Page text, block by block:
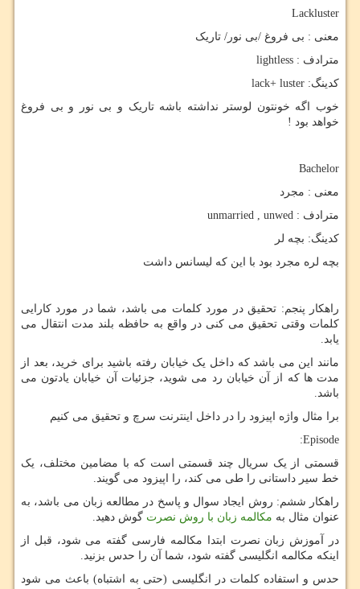
Lackluster
معنی : بی فروغ /بی نور/ تاریک
مترادف : lightless
کدینگ: lack+ luster
خوب اگه خونتون لوستر نداشته باشه تاریک و بی نور و بی فروغ
خواهد بود !
Bachelor
معنی : مجرد
مترادف : unmarried , unwed
کدینگ: بچه لر
بچه لره مجرد بود با این که لیسانس داشت
راهکار پنجم: تحقیق در مورد کلمات می باشد، شما در مورد کارایی
کلمات وقتی تحقیق می کنی در واقع به حافظه بلند مدت انتقال می
یابد.
مانند این می باشد که داخل یک خیابان رفته باشید برای خرید، بعد از
مدت ها که از آن خیابان رد می شوید، جزئیات آن خیابان یادتون می
باشد.
برا مثال واژه اپیزود را در داخل اینترنت سرچ و تحقیق می کنیم
Episode
:
قسمتی از یک سریال چند قسمتی است که با مضامین مختلف، یک
خط سیر داستانی را طی می کند، را اپیزود می گویند.
راهکار ششم: روش ایجاد سوال و پاسخ در مطالعه زبان می باشد، به
عنوان مثال به مکالمه زبان با روش نصرت گوش دهید.
در آموزش زبان نصرت ابتدا مکالمه فارسی گفته می شود، قبل از
اینکه مکالمه انگلیسی گفته شود، شما آن را حدس بزنید.
حدس و استفاده کلمات در انگلیسی (حتی به اشتباه) باعث می شود